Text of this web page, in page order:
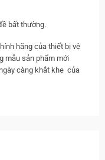
bất thường.
hãng của thiết bị vệ
mẫu sản phẩm mới
càng khắt khe của